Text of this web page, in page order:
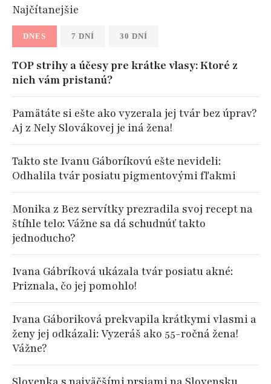
Najčítanejšie
DNES 7 DNÍ 30 DNÍ
TOP strihy a účesy pre krátke vlasy: Ktoré z
nich vám pristanú?
Pamätáte si ešte ako vyzerala jej tvár bez úprav?
Aj z Nely Slovákovej je iná žena!
Takto ste Ivanu Gáboríkovú ešte nevideli:
Odhalila tvár posiatu pigmentovými fľakmi
Monika z Bez servítky prezradila svoj recept na
štíhle telo: Vážne sa dá schudnúť takto
jednoducho?
Ivana Gábríková ukázala tvár posiatu akné:
Priznala, čo jej pomohlo!
Ivana Gáboriková prekvapila krátkymi vlasmi a
ženy jej odkázali: Vyzeráš ako 55-ročná žena!
Vážne?